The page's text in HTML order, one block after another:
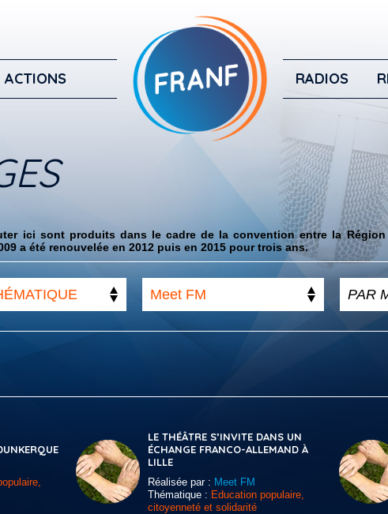
ACTIONS RADIOS
ici sont produits dans le cadre de la convention entre la Région
a été renouvelée en 2012 puis en 2015 pour trois ans.
Meet FM
LE THÉÂTRE S’INVITE DANS UN
ÉCHANGE FRANCO-ALLEMAND À
LILLE
Réalisée par : Meet FM
Thématique : Education populaire,
citoyenneté et solidarité